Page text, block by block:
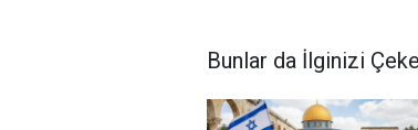
Bunlar da İlginizi